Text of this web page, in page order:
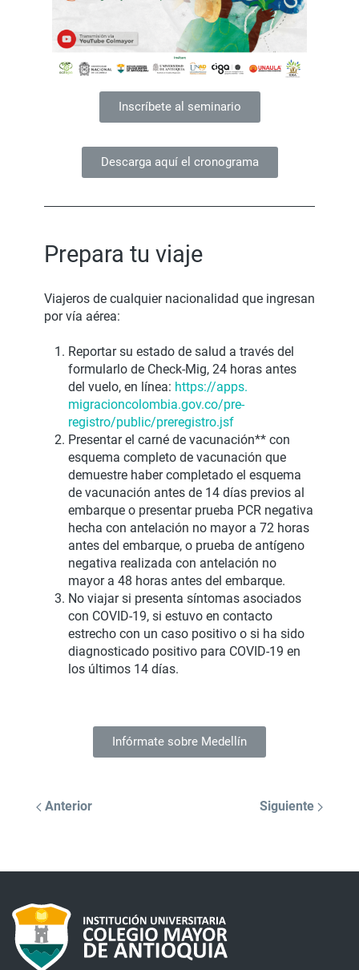
Inscríbete al seminario
Descarga aquí el cronograma
Prepara tu viaje
Viajeros de cualquier nacionalidad que ingresan
por vía aérea:
Reportar su estado de salud a través del
formularlo de Check-Mig, 24 horas antes
del vuelo, en línea: https://apps.
migracioncolombia.gov.co/pre-
registro/public/preregistro.jsf
Presentar el carné de vacunación** con
esquema completo de vacunación que
demuestre haber completado el esquema
de vacunación antes de 14 días previos al
embarque o presentar prueba PCR negativa
hecha con antelación no mayor a 72 horas
antes del embarque, o prueba de antígeno
negativa realizada con antelación no
mayor a 48 horas antes del embarque.
No viajar si presenta síntomas asociados
con COVID-19, si estuvo en contacto
estrecho con un caso positivo o si ha sido
diagnosticado positivo para COVID-19 en
los últimos 14 días.
Infórmate sobre Medellín
Anterior Siguiente